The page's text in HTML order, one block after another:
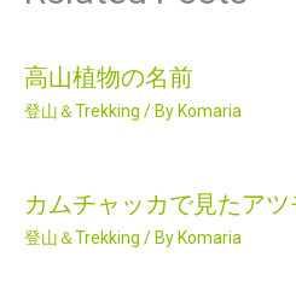
高山植物の名前
登山＆Trekking / By Komaria
カムチャッカで見たアツ
登山＆Trekking / By Komaria